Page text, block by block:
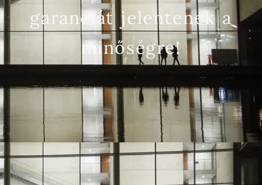
garanciát jelentenek a
minőségre!